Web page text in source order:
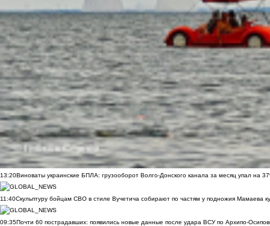
13:20Виноваты украинские БПЛА: грузооборот Волго-Донского канала за месяц упал на
11:40Скульптуру бойцам СВО в стиле Вучетича собирают по частям у подножия Мамаева
09:35Почти 60 пострадавших: появились новые данные после удара ВСУ по Архипо-